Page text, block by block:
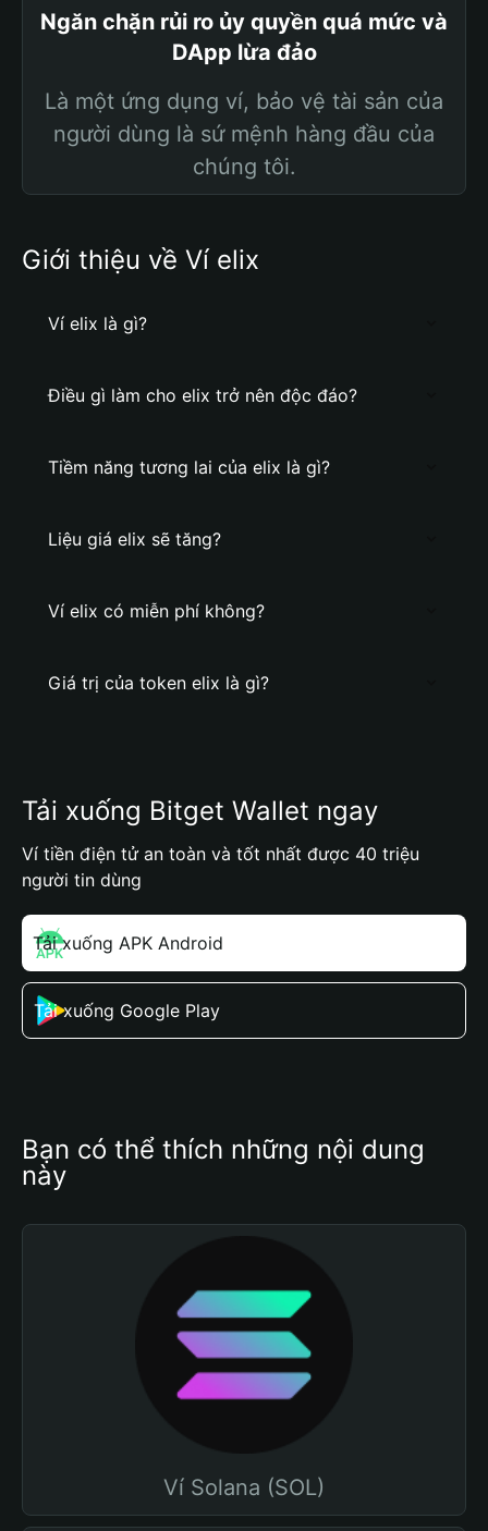
Ngăn chặn rủi ro ủy quyền quá mức và
DApp lừa đảo
Là một ứng dụng ví, bảo vệ tài sản của
người dùng là sứ mệnh hàng đầu của
chúng tôi.
Giới thiệu về Ví elix
Ví elix là gì?
Điều gì làm cho elix trở nên độc đáo?
Tiềm năng tương lai của elix là gì?
Liệu giá elix sẽ tăng?
Ví elix có miễn phí không?
Giá trị của token elix là gì?
Tải xuống Bitget Wallet ngay
Ví tiền điện tử an toàn và tốt nhất được 40 triệu
người tin dùng
Tải xuống APK Android
Tải xuống Google Play
Bạn có thể thích những nội dung
này
Ví Solana (SOL)